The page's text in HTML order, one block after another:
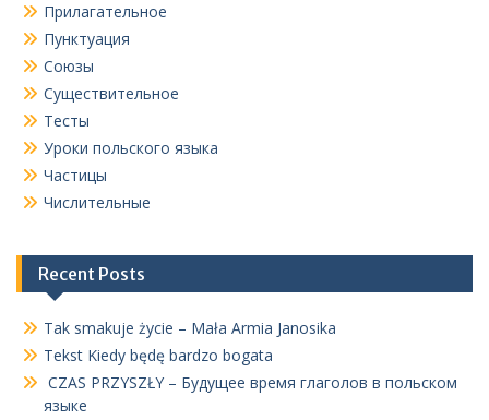
Прилагательное
Пунктуация
Союзы
Существительное
Тесты
Уроки польского языка
Частицы
Числительные
Recent Posts
Tak smakuje życie – Mała Armia Janosika
Tekst Kiedy będę bardzo bogata
CZAS PRZYSZŁY – Будущее время глаголов в польском
языке